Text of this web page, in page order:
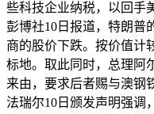
些科技企业纳税，以回手
彭博社10日报道，特朗普
商的股价下跌。按价值计
标地。取此同时，总理阿
来由，要求后者赐与澳钢
法瑞尔10日颁发声明强调